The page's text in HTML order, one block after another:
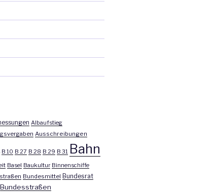
Albaufstieg
Ausschreibungen
B 10 B 27 B 28 B 29 B 31 Bahn
Basel Baukultur Binnenschiffe
Bundesmittel Bundesrat
Bundesstraßen